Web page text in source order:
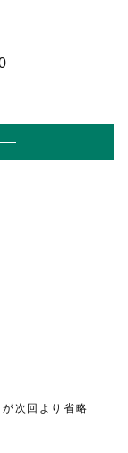
次回より省略